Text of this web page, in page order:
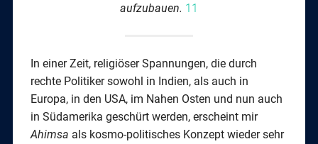
aufzubauen. 11
In einer Zeit, religiöser Spannungen, die durch
rechte Politiker sowohl in Indien, als auch in
Europa, in den USA, im Nahen Osten und nun auch
in Südamerika geschürt werden, erscheint mir
Ahimsa als kosmo-politisches Konzept wieder sehr